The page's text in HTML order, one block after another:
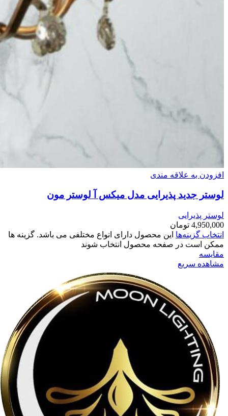
افزودن به علاقه مندی
لوستر جدید پذیرایی مدل میکس آ لوستر مون
لوستر پذیرایی
4,950,000 تومان
انتخاب گزینه‌ها این محصول دارای انواع مختلفی می باشد. گزینه ها
ممکن است در صفحه محصول انتخاب شوند
مقایسه
مشاهده سریع